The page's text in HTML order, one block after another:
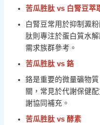
苦瓜胜肽 vs 白腎豆萃
白腎豆常用於抑制澱
肽則專注於蛋白質水
需求族群參考。
苦瓜胜肽 vs 鉻
鉻是重要的微量礦物
關，常見於代謝保健
謝協同補充。
苦瓜胜肽 vs 酵素